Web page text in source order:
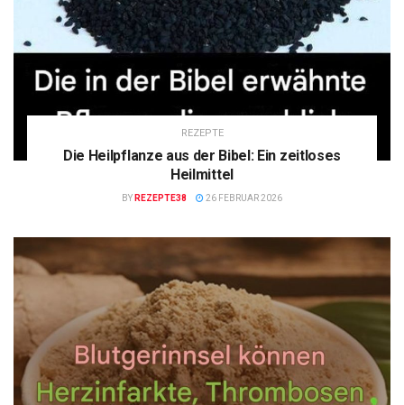
REZEPTE
Die Heilpflanze aus der Bibel: Ein zeitloses
Heilmittel
BY REZEPTE38 26 FEBRUAR 2026